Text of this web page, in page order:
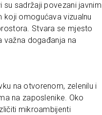
su sadržaji povezani javnim
omogućava vizualnu
Stvara se mjesto
važna događanja na
na otvorenom, zelenilu i
na zaposlenike. Oko
mikroambijenti